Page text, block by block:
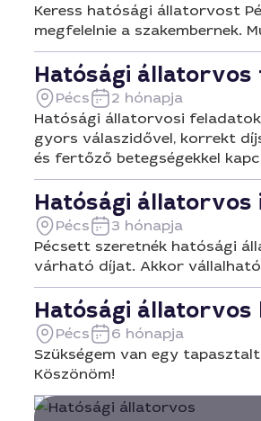
Keress hatósági állatorvost
megfelelnie a szakembernek.
Hatósági állatorvos
Pécs
2 hónapja
Hatósági állatorvosi
gyors válaszidővel, korrekt
és fertőző betegségekkel
Hatósági
Pécs
3 hónapja
Pécsett szeretnék hatósági
várható díjat. Akkor
Hatósági állatorvos
Pécs
6 hónapja
Szükségem van egy
Köszönöm!